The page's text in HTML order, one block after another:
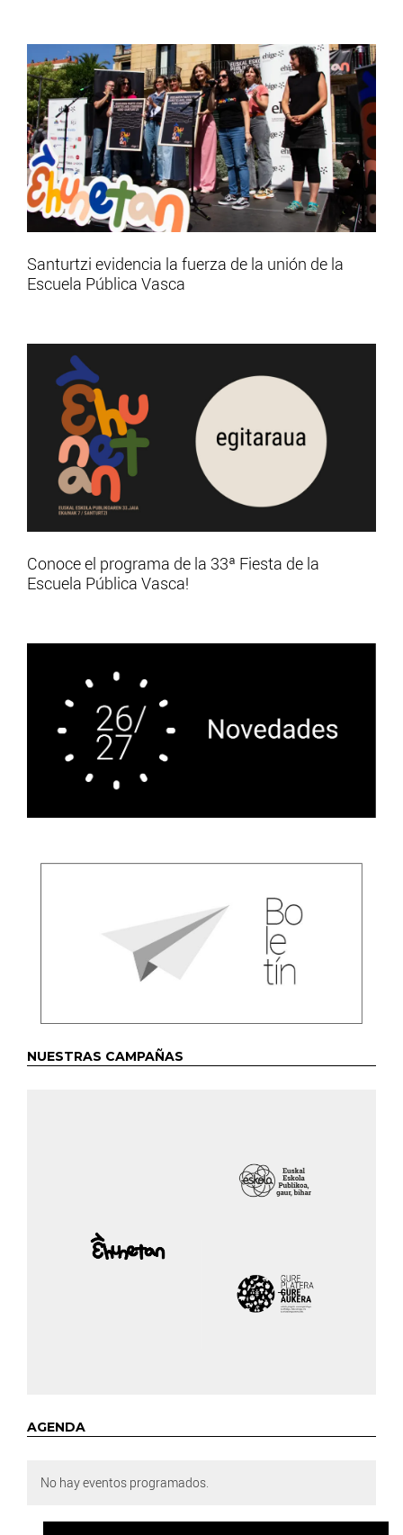
Santurtzi evidencia la fuerza de la unión de la
Escuela Pública Vasca
Conoce el programa de la 33ª Fiesta de la
Escuela Pública Vasca!
NUESTRAS CAMPAÑAS
AGENDA
No hay eventos programados.